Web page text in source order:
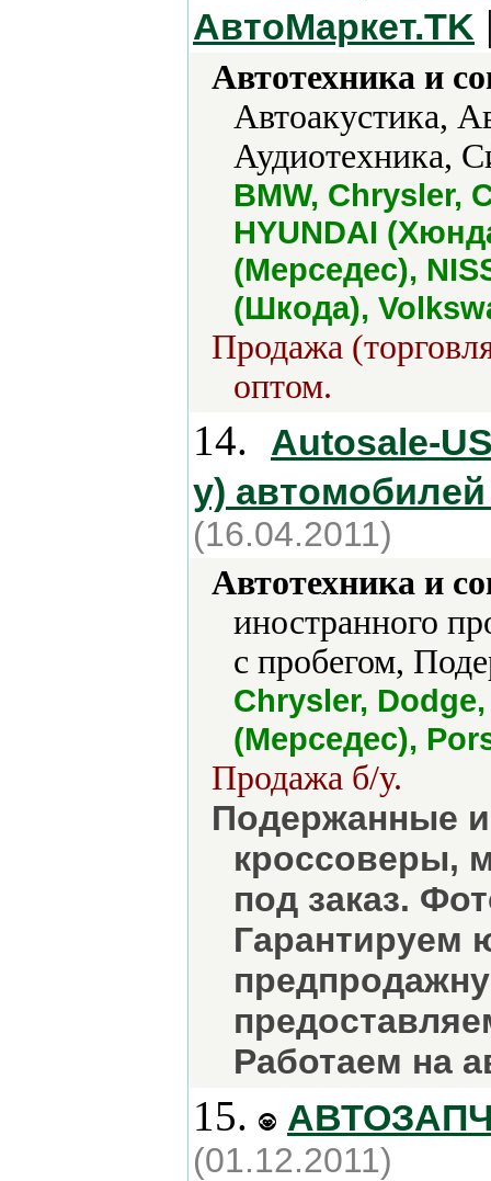
АвтоМаркет.TK
Автотехника и
Автоакустика,
Аудиотехника,
BMW, Chrysler,
HYUNDAI
(Мерседес),
(Шкода),
Продажа
оптом.
14.
Autosale-
у)
(16.04.2011)
Автотехника и
иностранного
с пробегом,
Chrysler,
(Мерседес),
Продажа б/у.
Подержанные
кроссоверы,
под заказ.
Гарантируем
Работаем на
15.
(01.12.2011)